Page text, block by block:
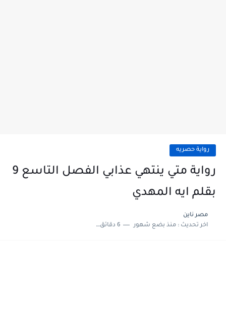
رواية حصريه
رواية متي ينتهي عذابي الفصل التاسع 9
بقلم ايه المهدي
مصر ناين
اخر تحديث :منذ بضع شهور 6 دقائق للقراءة